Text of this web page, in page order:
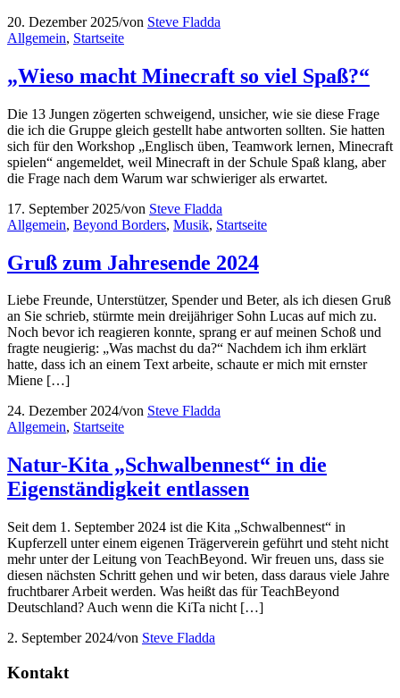
20. Dezember 2025/von Steve Fladda
Allgemein, Startseite
„Wieso macht Minecraft so viel Spaß?“
Die 13 Jungen zögerten schweigend, unsicher, wie sie diese Frage
die ich die Gruppe gleich gestellt habe antworten sollten. Sie hatten
sich für den Workshop „Englisch üben, Teamwork lernen, Minecraft
spielen“ angemeldet, weil Minecraft in der Schule Spaß klang, aber
die Frage nach dem Warum war schwieriger als erwartet.
17. September 2025/von Steve Fladda
Allgemein, Beyond Borders, Musik, Startseite
Gruß zum Jahresende 2024
Liebe Freunde, Unterstützer, Spender und Beter, als ich diesen Gruß
an Sie schrieb, stürmte mein dreijähriger Sohn Lucas auf mich zu.
Noch bevor ich reagieren konnte, sprang er auf meinen Schoß und
fragte neugierig: „Was machst du da?“ Nachdem ich ihm erklärt
hatte, dass ich an einem Text arbeite, schaute er mich mit ernster
Miene […]
24. Dezember 2024/von Steve Fladda
Allgemein, Startseite
Natur-Kita „Schwalbennest“ in die
Eigenständigkeit entlassen
Seit dem 1. September 2024 ist die Kita „Schwalbennest“ in
Kupferzell unter einem eigenen Trägerverein geführt und steht nicht
mehr unter der Leitung von TeachBeyond. Wir freuen uns, dass sie
diesen nächsten Schritt gehen und wir beten, dass daraus viele Jahre
fruchtbarer Arbeit werden. Was heißt das für TeachBeyond
Deutschland? Auch wenn die KiTa nicht […]
2. September 2024/von Steve Fladda
Kontakt